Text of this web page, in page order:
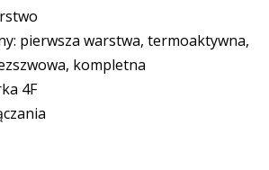
pierwsza warstwa, termoaktywna,
kompletna
4F